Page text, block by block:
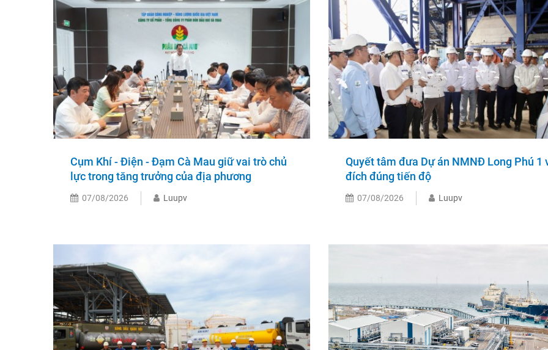
Cụm Khí - Điện - Đạm Cà Mau giữ vai trò chủ
lực trong tăng trưởng của địa phương
07/08/2026 Luupv
Quyết tâm đưa Dự án NMNĐ Long Phú 1
đích đúng tiến độ
07/08/2026 Luupv